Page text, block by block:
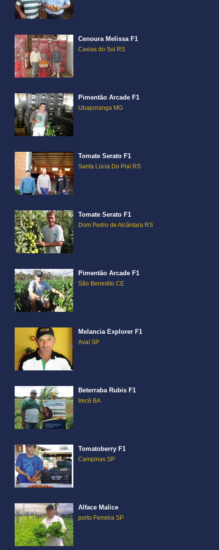
Cenoura Melissa F1
Caxias do Sul RS
Pimentão Arcade F1
Ubaporanga MG
Tomate Serato F1
Santa Lúcia Do Piaí RS
Tomate Serato F1
Dom Pedro de Alcântara RS
Pimentão Arcade F1
São Benedito CE
Melancia Explorer F1
Avaí SP
Beterraba Rubis F1
Irecê BA
Tomatoberry F1
Campinas SP
Alface Malice
porto Ferreira SP